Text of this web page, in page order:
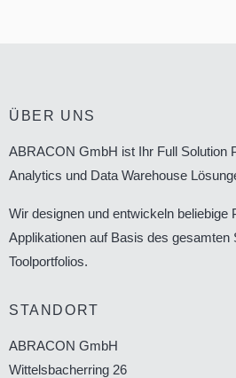
ÜBER UNS
ABRACON GmbH ist Ihr Full Solution
Analytics und Data Warehouse
Wir designen und entwickeln beliebige
Applikationen auf Basis des
Toolportfolios.
STANDORT
ABRACON GmbH
Wittelsbacherring 26